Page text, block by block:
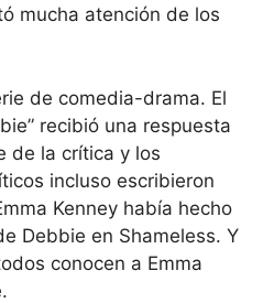
mucha atención de los
de comedia-drama. El
recibió una respuesta
de la crítica y los
incluso escribieron
Kenney había hecho
Debbie en Shameless. Y
conocen a Emma